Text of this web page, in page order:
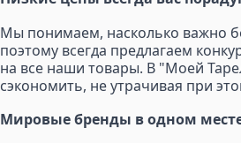
Мы понимаем, насколько важно
поэтому всегда предлагаем
на все наши товары. В "Моей
сэкономить, не утрачивая при
Мировые бренды в одном